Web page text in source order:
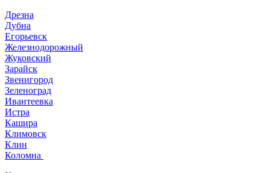
Дрезна
Дубна
Егорьевск
Железнодорожный
Жуковский
Зарайск
Звенигород
Зеленоград
Ивантеевка
Истра
Кашира
Климовск
Клин
Коломна